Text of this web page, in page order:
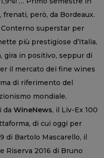
però, da Bordeaux.
superstar per
più prestigiose d’Italia,
gira in positivo, seppur di
il mercato dei fine wines
di riferimento del
mondiale.
da WineNews, il Liv-Ex 100
di cui oggi per
di Bartolo Mascarello, il
Riserva 2016 di Bruno